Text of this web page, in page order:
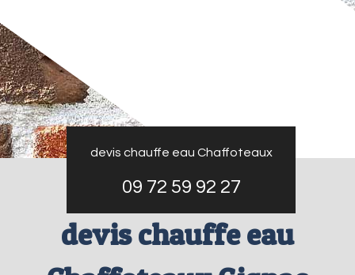
devis chauffe eau Chaffoteaux
09 72 59 92 27
devis chauffe eau